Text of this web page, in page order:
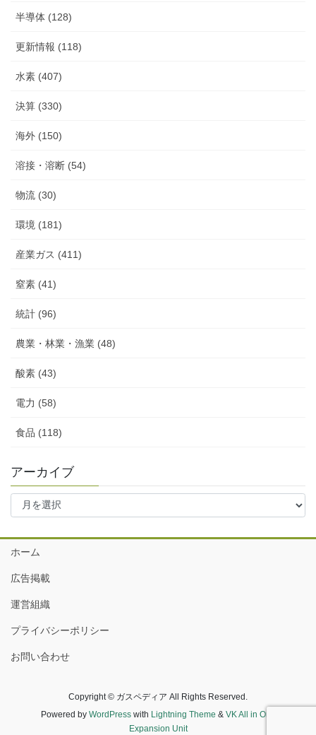
半導体 (128)
更新情報 (118)
水素 (407)
決算 (330)
海外 (150)
溶接・溶断 (54)
物流 (30)
環境 (181)
産業ガス (411)
窒素 (41)
統計 (96)
農業・林業・漁業 (48)
酸素 (43)
電力 (58)
食品 (118)
アーカイブ
ア
イ
ブ
ホーム
広告掲載
運営組織
プライバシーポリシー
お問い合わせ
Copyright © ガスペディア All Rights Reserved.
Powered by WordPresswith Lightning Theme & VK All in One
Expansion Unit